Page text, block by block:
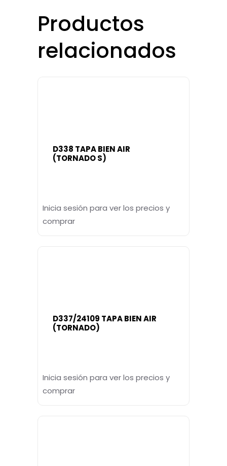
Productos
relacionados
D338 TAPA BIEN AIR
(TORNADO S)
Inicia sesión para ver los precios y
comprar
D337/24109 TAPA BIEN AIR
(TORNADO)
Inicia sesión para ver los precios y
comprar